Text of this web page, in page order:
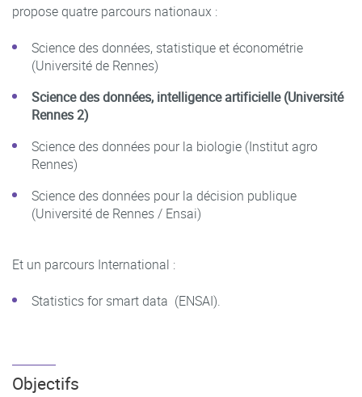
propose quatre parcours nationaux :
Science des données, statistique et économétrie
(Université de Rennes)
Science des données, intelligence artificielle (Université
Rennes 2)
Science des données pour la biologie (Institut agro
Rennes)
Science des données pour la décision publique
(Université de Rennes / Ensai)
Et un parcours International :
Statistics for smart data (ENSAI).
Objectifs